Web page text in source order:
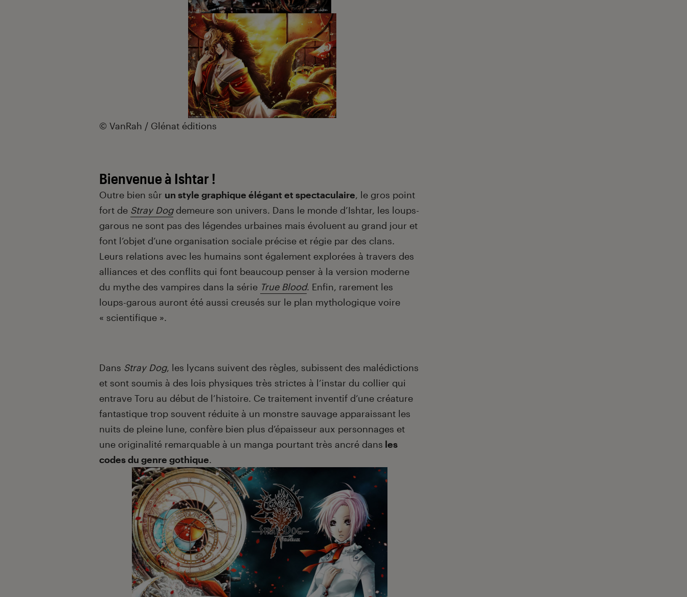
© VanRah / Glénat éditions
Bienvenue à Ishtar !
Outre bien sûr un style graphique élégant et spectaculaire, le gros point
fort de Stray Dogdemeure son univers. Dans le monde d’Ishtar, les loups-
garous ne sont pas des légendes urbaines mais évoluent au grand jour et
font l’objet d’une organisation sociale précise et régie par des clans.
Leurs relations avec les humains sont également explorées à travers des
alliances et des conflits qui font beaucoup penser à la version moderne
du mythe des vampires dans la série True Blood. Enfin, rarement les
loups-garous auront été aussi creusés sur le plan mythologique voire
« scientifique ».
Dans Stray Dog, les lycans suivent des règles, subissent des malédictions
et sont soumis à des lois physiques très strictes à l’instar du collier qui
entrave Toru au début de l’histoire. Ce traitement inventif d’une créature
fantastique trop souvent réduite à un monstre sauvage apparaissant les
nuits de pleine lune, confère bien plus d’épaisseur aux personnages et
une originalité remarquable à un manga pourtant très ancré dans les
codes du genre gothique.